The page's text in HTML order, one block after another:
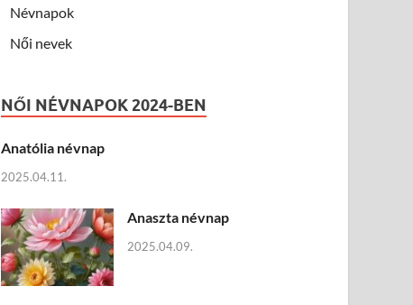
Névnapok
Női nevek
NŐI NÉVNAPOK 2024-BEN
Anatólia névnap
2025.04.11.
Anaszta névnap
2025.04.09.